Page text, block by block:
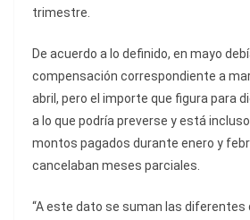
trimestre.
De acuerdo a lo definido, en mayo
compensación correspondiente a
abril, pero el importe que figura para
a lo que podría preverse y está
montos pagados durante enero y
cancelaban meses parciales.
“A este dato se suman las diferentes